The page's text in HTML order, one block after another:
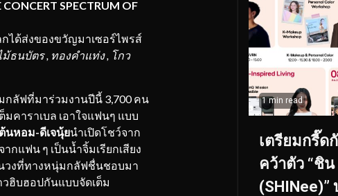
CONCERT SPECTRUM OF
ได้ส่งของขวัญมาเซอร์ไพรส์
ธนบัตร , ทองคำแท่ง , โกว
ลัฟที่มาร่วมงานปีนี้ 3,700 คน
คาราเบล เอาใจแฟนๆ แบบ
นหอม-ดีเจนุ้ยนำเปิดโชว์จาก
กแฟน ๆ เป็นน้ำจิ้มเรียกเสียง
วงที่ทางหนุ่มกลัฟชื่นชอบมา
ฮิบฮอปกันแบบจัดเต็ม
1 min read
เตรียมกรี๊ด
คว้าตัว “ชิ
(SHINee)”